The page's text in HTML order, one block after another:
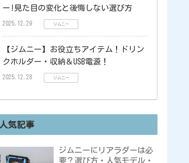
ー!見た目の変化と後悔しない選び方
2025.12.29 ジムニー
【ジムニー】お役立ちアイテム！ドリン
クホルダー・収納＆USB電源！
2025.12.28 ジムニー
人気記事
ジムニーにリアラダーは必
要？選び方・人気モデル・